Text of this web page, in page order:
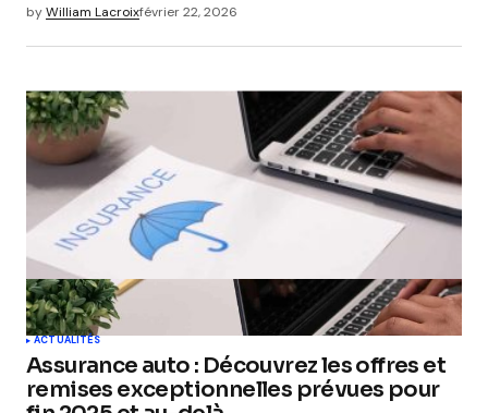
byWilliam Lacroixfévrier 22, 2026
ACTUALITÉS
Assurance auto : Découvrez les offres et
remises exceptionnelles prévues pour